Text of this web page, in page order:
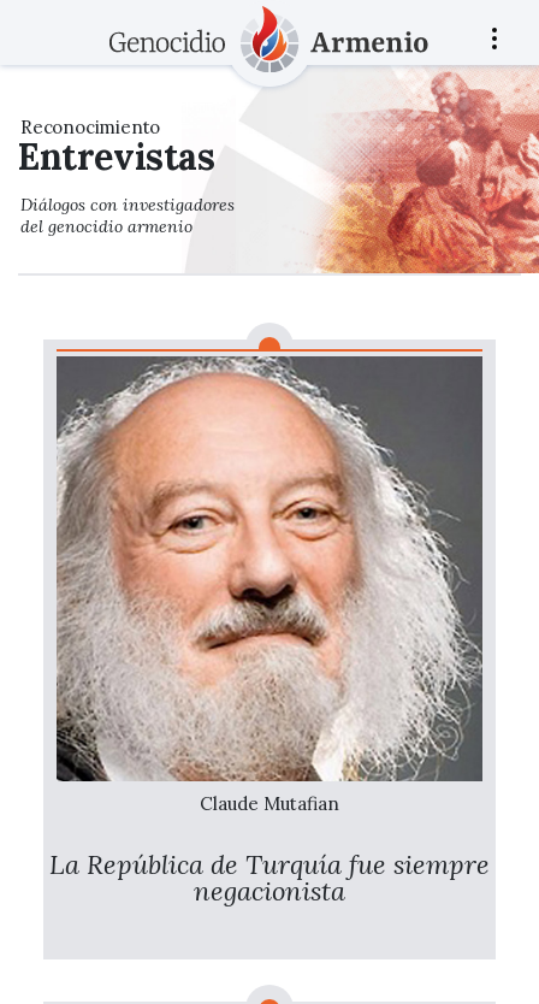
Reconocimiento
Entrevistas
Diálogos con investigadores
del genocidio armenio
Claude Mutafian
La República de Turquía fue siempre
negacionista